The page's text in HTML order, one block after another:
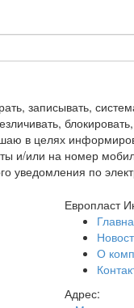
записывать,
в целях
и/или на номер
уведомления по
Европласт
О
Адрес: